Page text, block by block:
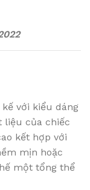
với kiểu dáng
liệu của chiếc
kết hợp với
mịn hoặc
một tổng thể